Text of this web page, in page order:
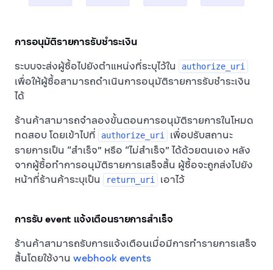
การอนุมัติรายการรับชำระเงิน
ระบบจะส่งผู้ซื้อไปยังตำแหน่งที่ระบุไว้ใน
authorize_uri
เพื่อให้ผู้ซื้อสามารถดำเนินการอนุมัติรายการรับชำระเงิน
ได้
ร้านค้าสามารถจำลองขั้นตอนการอนุมัติรายการในโหมด
ทดสอบ โดยเข้าไปที่
authorize_uri
เพื่อปรับสถานะ
รายการเป็น “สำเร็จ” หรือ “ไม่สำเร็จ” ได้ด้วยตนเอง หลัง
จากผู้ซื้อทำการอนุมัติรายการเสร็จสิ้น ผู้ซื้อจะถูกส่งไปยัง
หน้าที่ร้านค้าระบุเป็น
return_uri เอาไว้
การรับ event แจ้งเตือนรายการสำเร็จ
ร้านค้าสามารถรับการแจ้งเตือนเมื่อมีการทำรายการเสร็จ
สิ้นโดยใช้งาน webhook events